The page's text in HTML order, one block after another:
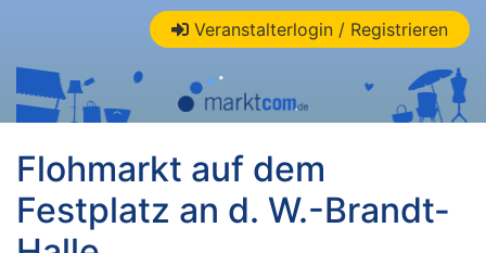
Veranstalterlogin / Registrieren
Flohmarkt auf dem
Festplatz an d. W.-Brandt-